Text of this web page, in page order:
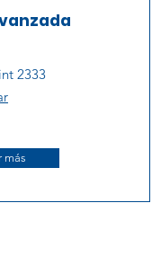
2333
más